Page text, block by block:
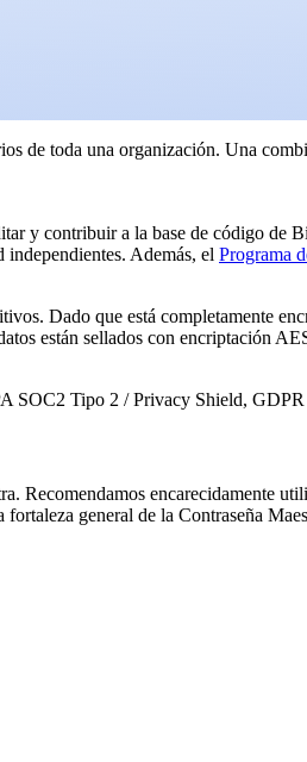
de toda una organización. Una
y contribuir a la base de código de
Además, el Programa
Dado que está completamente
están sellados con encriptación
SOC2 Tipo 2 / Privacy Shield,
Recomendamos encarecidamente
general de la Contraseña